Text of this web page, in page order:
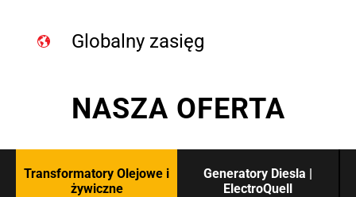
Globalny zasięg
NASZA OFERTA
Transformatory Olejowe i
żywiczne
Generatory Diesla |
ElectroQuell